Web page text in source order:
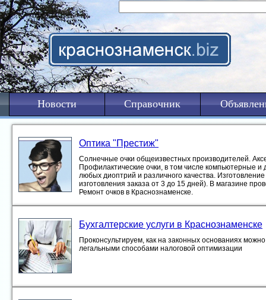
Новости Справочник
Оптика "Престиж"
Солнечные очки общеизвестных производителей.
Профилактические очки, в том числе компьютерные
любых диоптрий и различного качества.
изготовления заказа от 3 до 15 дней). В магазине
Ремонт очков в Краснознаменске.
Бухгалтерские услуги в Краснознаменске
Проконсультируем, как на законных основаниях
легальными способами налоговой оптимизации